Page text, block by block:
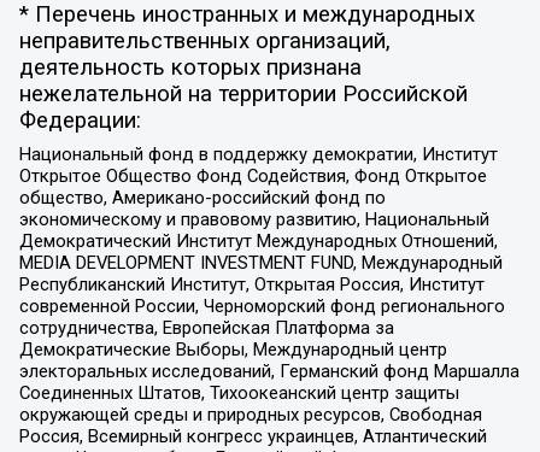
* Перечень иностранных и международных
неправительственных организаций,
деятельность которых признана
нежелательной на территории Российской
Федерации:
Национальный фонд в поддержку демократии, Институт
Открытое Общество Фонд Содействия, Фонд Открытое
общество, Американо-российский фонд по
экономическому и правовому развитию, Национальный
Демократический Институт Международных Отношений,
MEDIA DEVELOPMENT INVESTMENT FUND, Международный
Республиканский Институт, Открытая Россия, Институт
современной России, Черноморский фонд регионального
сотрудничества, Европейская Платформа за
Демократические Выборы, Международный центр
электоральных исследований, Германский фонд Маршалла
Соединенных Штатов, Тихоокеанский центр защиты
окружающей среды и природных ресурсов, Свободная
Россия, Всемирный конгресс украинцев, Атлантический